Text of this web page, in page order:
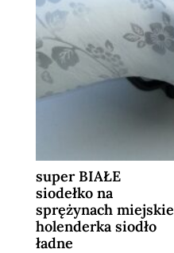
super BIAŁE
siodełko na
sprężynach miejskie
holenderka siodło
ładne